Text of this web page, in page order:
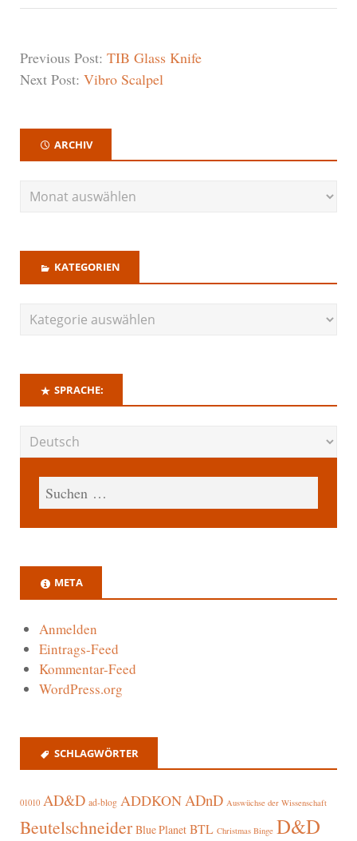
Previous Post: TIB Glass Knife
Next Post: Vibro Scalpel
ARCHIV
KATEGORIEN
SPRACHE:
META
Anmelden
Eintrags-Feed
Kommentar-Feed
WordPress.org
SCHLAGWÖRTER
01010 AD&D ad-blog ADDKONADnD Auswüchse der Wissenschaft
Beutelschneider Blue Planet BTL Christmas Binge D&D